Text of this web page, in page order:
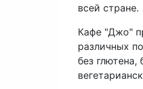
всей стране.
Кафе "Джо"
различных
без глютена,